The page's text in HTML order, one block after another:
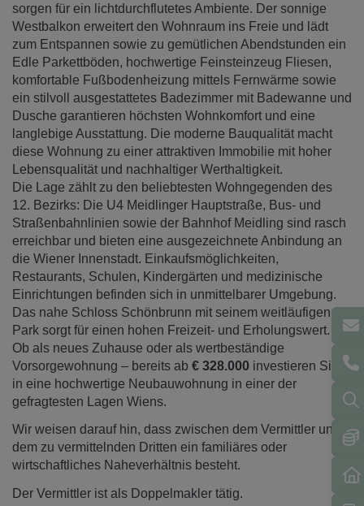
sorgen für ein lichtdurchflutetes Ambiente. Der sonnige
Westbalkon erweitert den Wohnraum ins Freie und lädt
zum Entspannen sowie zu gemütlichen Abendstunden ein
Edle Parkettböden, hochwertige Feinsteinzeug Fliesen,
komfortable Fußbodenheizung mittels Fernwärme sowie
ein stilvoll ausgestattetes Badezimmer mit Badewanne und
Dusche garantieren höchsten Wohnkomfort und eine
langlebige Ausstattung. Die moderne Bauqualität macht
diese Wohnung zu einer attraktiven Immobilie mit hoher
Lebensqualität und nachhaltiger Werthaltigkeit.
Die Lage zählt zu den beliebtesten Wohngegenden des
12. Bezirks: Die U4 Meidlinger Hauptstraße, Bus- und
Straßenbahnlinien sowie der Bahnhof Meidling sind rasch
erreichbar und bieten eine ausgezeichnete Anbindung an
die Wiener Innenstadt. Einkaufsmöglichkeiten,
Restaurants, Schulen, Kindergärten und medizinische
Einrichtungen befinden sich in unmittelbarer Umgebung.
Das nahe Schloss Schönbrunn mit seinem weitläufigen
Park sorgt für einen hohen Freizeit- und Erholungswert.
Ob als neues Zuhause oder als wertbeständige
Vorsorgewohnung – bereits ab € 328.000 investieren Sie
in eine hochwertige Neubauwohnung in einer der
gefragtesten Lagen Wiens.
Wir weisen darauf hin, dass zwischen dem Vermittler und
dem zu vermittelnden Dritten ein familiäres oder
wirtschaftliches Naheverhältnis besteht.
Der Vermittler ist als Doppelmakler tätig.